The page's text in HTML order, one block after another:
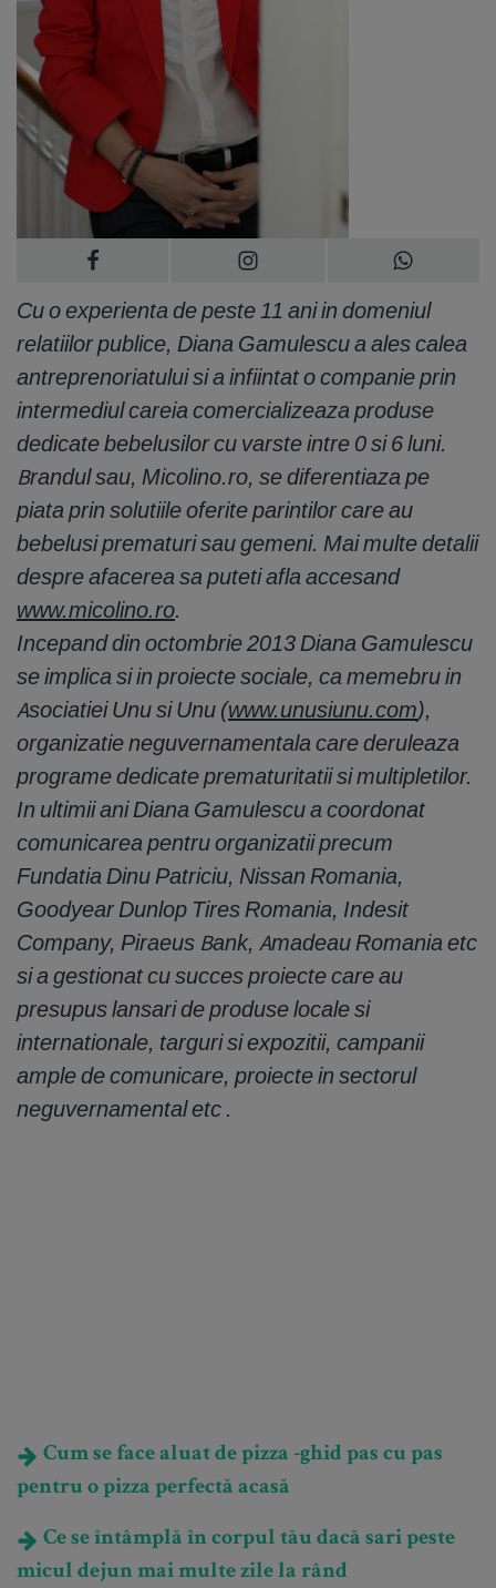
Cu o experienta de peste 11 ani in domeniul
relatiilor publice, Diana Gamulescu a ales calea
antreprenoriatului si a infiintat o companie prin
intermediul careia comercializeaza produse
dedicate bebelusilor cu varste intre 0 si 6 luni.
Brandul sau, Micolino.ro, se diferentiaza pe
piata prin solutiile oferite parintilor care au
bebelusi prematuri sau gemeni. Mai multe detalii
despre afacerea sa puteti afla accesand
www.micolino.ro.
Incepand din octombrie 2013 Diana Gamulescu
se implica si in proiecte sociale, ca memebru in
Asociatiei Unu si Unu (www.unusiunu.com),
organizatie neguvernamentala care deruleaza
programe dedicate prematuritatii si multipletilor.
In ultimii ani Diana Gamulescu a coordonat
comunicarea pentru organizatii precum
Fundatia Dinu Patriciu, Nissan Romania,
Goodyear Dunlop Tires Romania, Indesit
Company, Piraeus Bank, Amadeau Romania etc
si a gestionat cu succes proiecte care au
presupus lansari de produse locale si
internationale, targuri si expozitii, campanii
ample de comunicare, proiecte in sectorul
neguvernamental etc .
Cum se face aluat de pizza -ghid pas cu pas
pentru o pizza perfectă acasă
Ce se întâmplă în corpul tău dacă sari peste
micul dejun mai multe zile la rând